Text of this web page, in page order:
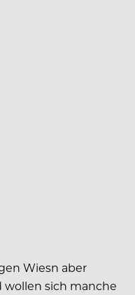
Wiesn aber
wollen sich manche